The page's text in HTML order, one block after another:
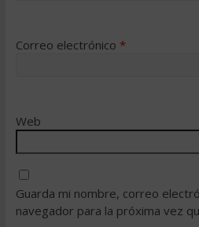
Correo electrónico *
Web
Guarda mi nombre, correo
navegador para la próxima vez